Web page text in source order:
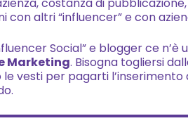
altri “influencer” e con
Social” e blogger ce
Marketing. Bisogna togliersi
vesti per pagarti